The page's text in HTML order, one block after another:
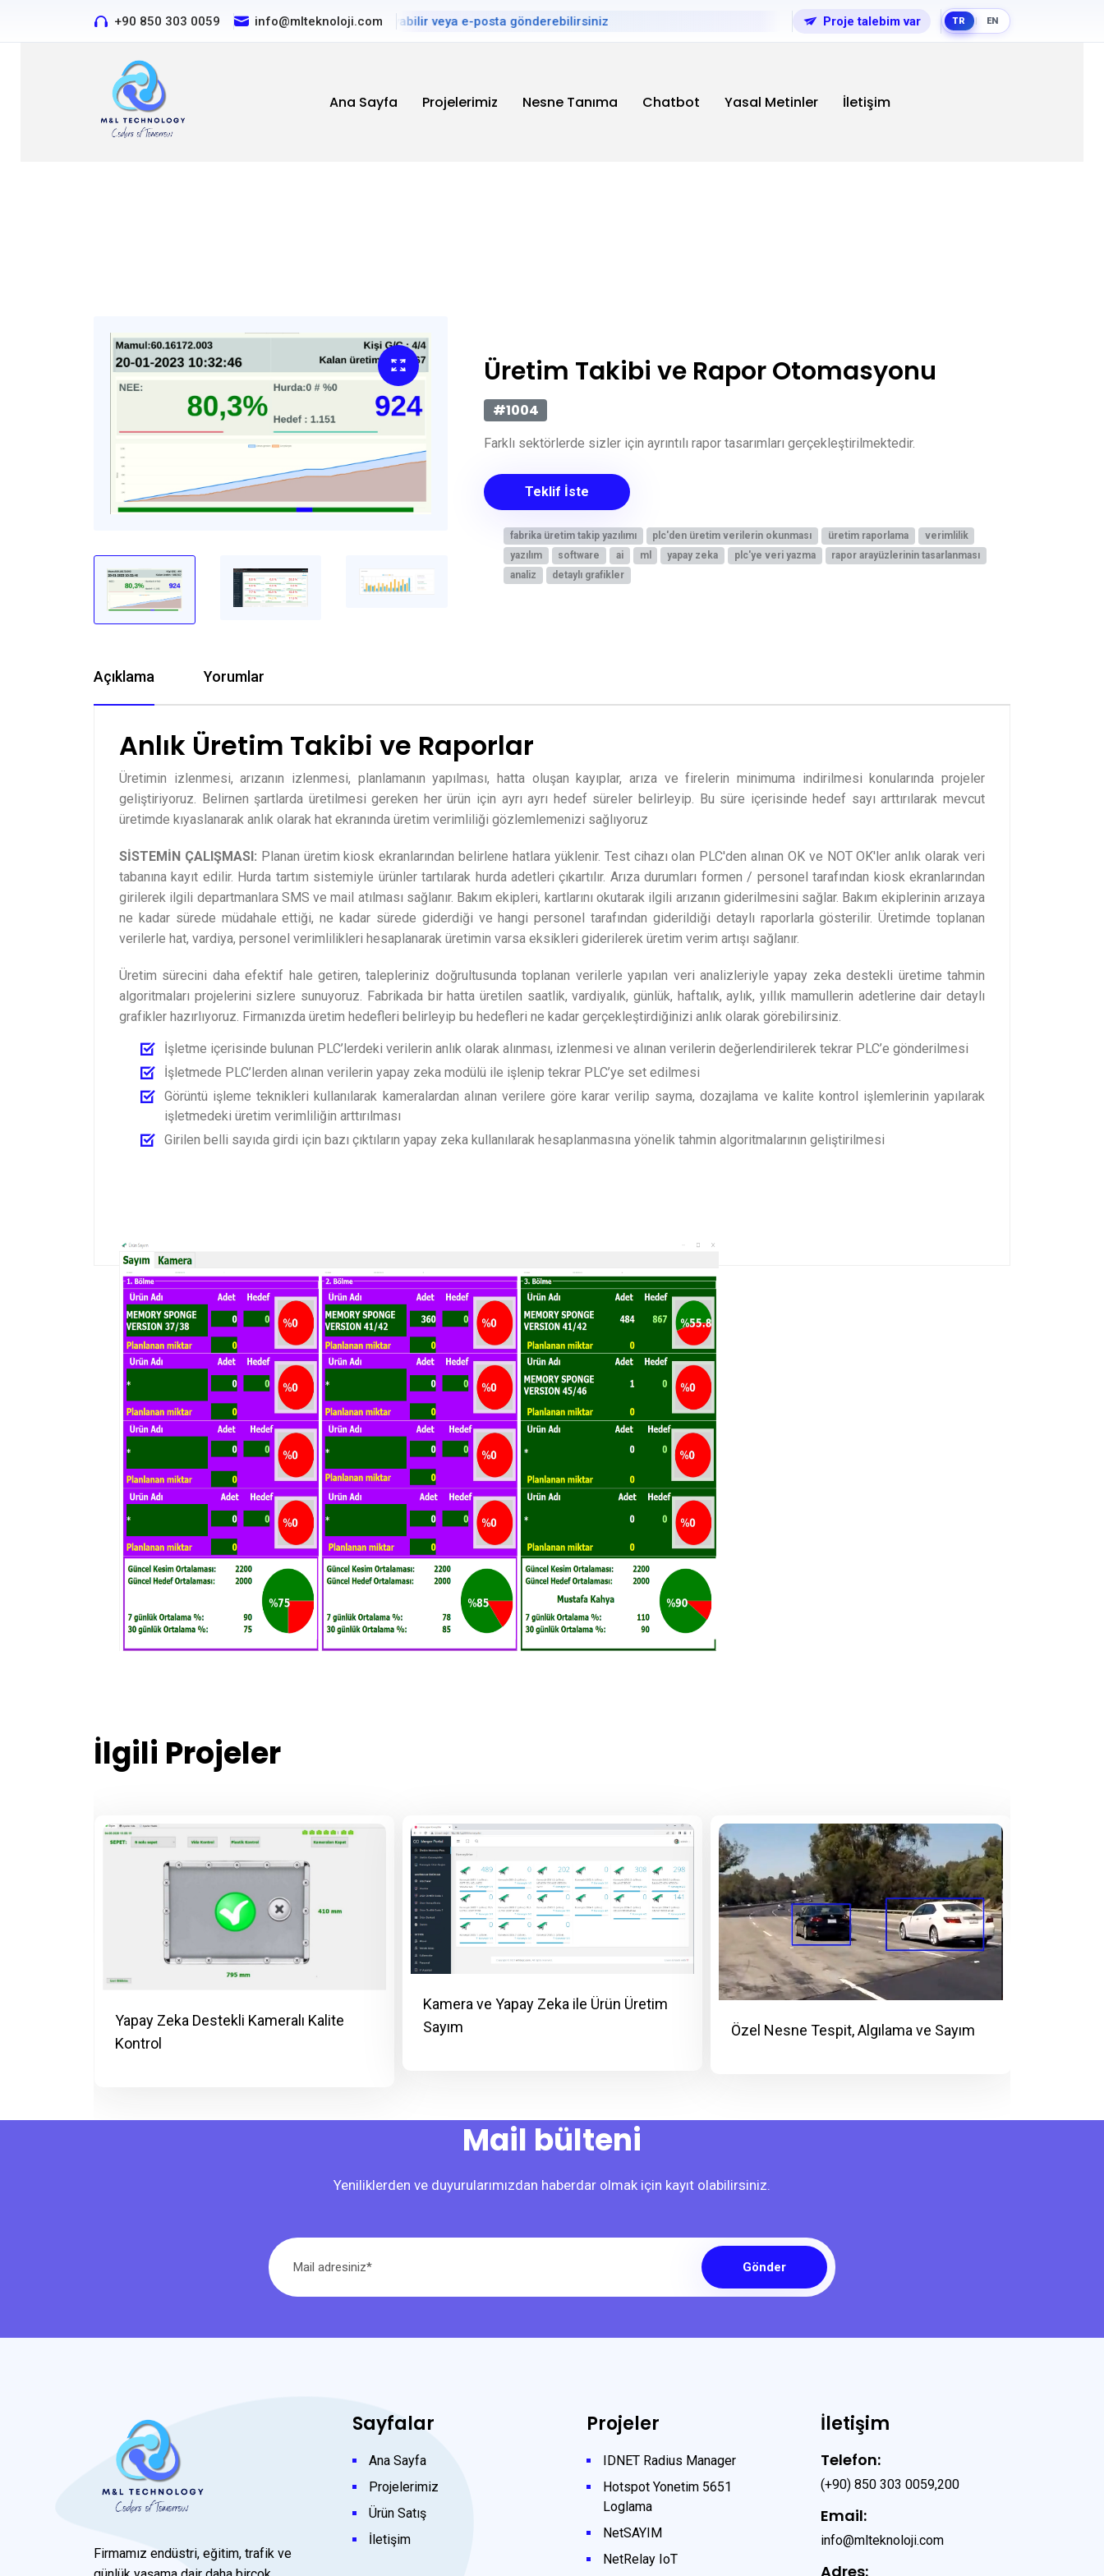
+90 850 303 0059 info@mlteknoloji.com
Özel projeleriniz için bizi arayabilir veya e-posta gönderebilirsiniz Proje talebim var TR EN
Ana Sayfa Projelerimiz Nesne Tanıma Chatbot Yasal Metinler İletişim
Üretim Takibi ve Rapor Otomasyonu
#1004
Farklı sektörlerde sizler için ayrıntılı rapor tasarımları gerçekleştirilmektedir.
Teklif İste
fabrika üretim takip yazılımı plc'den üretim verilerin okunması üretim raporlama
verimlilik
yazılım
software ai ml yapay zeka plc'ye veri yazma
rapor arayüzlerinin tasarlanması
analiz
detaylı grafikler
Açıklama Yorumlar
Anlık Üretim Takibi ve Raporlar
Üretimin izlenmesi, arızanın izlenmesi, planlamanın yapılması, hatta oluşan kayıplar, arıza ve firelerin minimuma indirilmesi konularında projeler
geliştiriyoruz. Belirnen şartlarda üretilmesi gereken her ürün için ayrı ayrı hedef süreler belirleyip. Bu süre içerisinde hedef sayı arttırılarak mevcut
üretimde kıyaslanarak anlık olarak hat ekranında üretim verimliliği gözlemlemenizi sağlıyoruz
SİSTEMİN ÇALIŞMASI: Planan üretim kiosk ekranlarından belirlene hatlara yüklenir. Test cihazı olan PLC'den alınan OK ve NOT OK'ler anlık olarak veri
tabanına kayıt edilir. Hurda tartım sistemiyle ürünler tartılarak hurda adetleri çıkartılır. Arıza durumları formen / personel tarafından kiosk ekranlarından
girilerek ilgili departmanlara SMS ve mail atılması sağlanır. Bakım ekipleri, kartlarını okutarak ilgili arızanın giderilmesini sağlar. Bakım ekiplerinin arızaya
ne kadar sürede müdahale ettiği, ne kadar sürede giderdiği ve hangi personel tarafından giderildiği detaylı raporlarla gösterilir. Üretimde toplanan
verilerle hat, vardiya, personel verimlilikleri hesaplanarak üretimin varsa eksikleri giderilerek üretim verim artışı sağlanır.
Üretim sürecini daha efektif hale getiren, talepleriniz doğrultusunda toplanan verilerle yapılan veri analizleriyle yapay zeka destekli üretime tahmin
algoritmaları projelerini sizlere sunuyoruz. Fabrikada bir hatta üretilen saatlik, vardiyalık, günlük, haftalık, aylık, yıllık mamullerin adetlerine dair detaylı
grafikler hazırlıyoruz. Firmanızda üretim hedefleri belirleyip bu hedefleri ne kadar gerçekleştirdiğinizi anlık olarak görebilirsiniz.
İşletme içerisinde bulunan PLC’lerdeki verilerin anlık olarak alınması, izlenmesi ve alınan verilerin değerlendirilerek tekrar PLC’e gönderilmesi
İşletmede PLC’lerden alınan verilerin yapay zeka modülü ile işlenip tekrar PLC’ye set edilmesi
Görüntü işleme teknikleri kullanılarak kameralardan alınan verilere göre karar verilip sayma, dozajlama ve kalite kontrol işlemlerinin yapılarak
işletmedeki üretim verimliliğin arttırılması
Girilen belli sayıda girdi için bazı çıktıların yapay zeka kullanılarak hesaplanmasına yönelik tahmin algoritmalarının geliştirilmesi
İlgili Projeler
Yapay Zeka Destekli Kameralı Kalite
Kontrol
Kamera ve Yapay Zeka ile Ürün Üretim
Sayım
Özel Nesne Tespit, Algılama ve Sayım
Mail bülteni
Yeniliklerden ve duyurularımızdan haberdar olmak için kayıt olabilirsiniz.
Gönder
Firmamız endüstri, eğitim, trafik ve
Sayfalar
Ana Sayfa
Projelerimiz
Ürün Satış
İletişim
Projeler
IDNET Radius Manager
Hotspot Yonetim 5651
Loglama
NetSAYIM
NetRelay IoT
İletişim
Telefon:
(+90) 850 303 0059,200
Email:
info@mlteknoloji.com
Adres: